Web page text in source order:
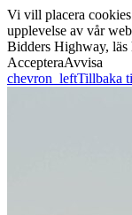
Vi vill placera
upplevelse av vår
Bidders Highway, läs
AccepteraAvvisa
chevron_leftTillbaka